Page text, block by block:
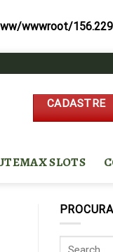
wwwroot/
CADASTRE
SLOTS